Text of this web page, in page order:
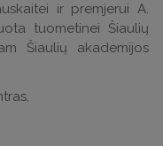
ir premjerui A.
tuometinei Šiaulių
Šiaulių akademijos